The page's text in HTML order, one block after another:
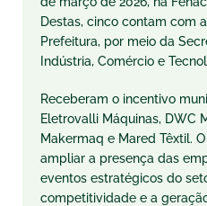
Destas, cinco contam com
Prefeitura, por meio da
Indústria, Comércio e
Receberam o incentivo
Eletrovalli Máquinas, DWC
Makermaq e Mared Têxtil.
ampliar a presença das
eventos estratégicos do
competitividade e a